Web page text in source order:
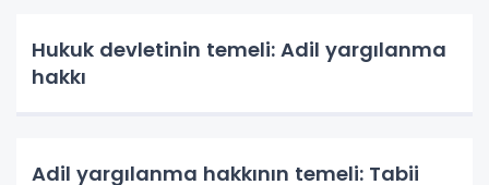
Hukuk devletinin temeli: Adil yargılanma
hakkı
Adil yargılanma hakkının temeli: Tabii